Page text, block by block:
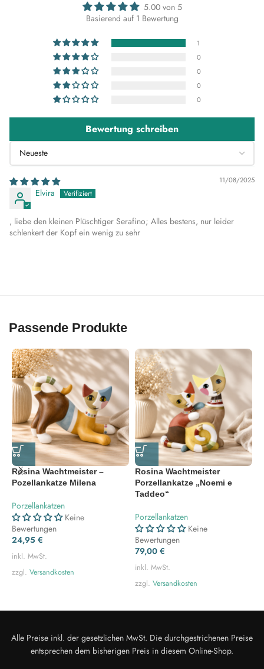
5.00 von 5
Basierend auf 1 Bewertung
1
0
0
0
0
Bewertung schreiben
Sort by
11/08/2025
Elvira
, liebe den kleinen Plüschtiger Serafino; Alles bestens, nur leider
schlenkert der Kopf ein wenig zu sehr
Passende Produkte
Rosina Wachtmeister –
Pozellankatze Milena
Porzellankatzen
Keine
Bewertungen
24,95 €
inkl. MwSt.
zzgl. Versandkosten
Rosina Wachtmeister
Porzellankatze „Noemi e
Taddeo“
Porzellankatzen
Keine
Bewertungen
79,00 €
inkl. MwSt.
zzgl. Versandkosten
Alle Preise inkl. der gesetzlichen MwSt. Die durchgestrichenen Preise
entsprechen dem bisherigen Preis in diesem Online-Shop.